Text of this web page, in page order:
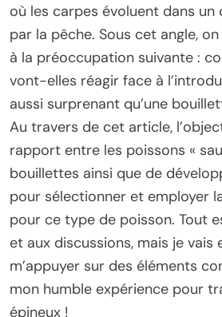
où les carpes évoluent dans
par la pêche. Sous cet angle,
à la préoccupation suivante :
vont-elles réagir face à
aussi surprenant qu’une
Au travers de cet article,
rapport entre les poissons «
bouillettes ainsi que de
pour sélectionner et employer
pour ce type de poisson. Tout
et aux discussions, mais je vais
m’appuyer sur des éléments
mon humble expérience pour
épineux !